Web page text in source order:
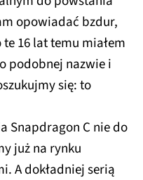
opowiadać bzdur,
16 lat temu miałem
podobnej nazwie i
się: to
Snapdragon C nie do
już na rynku
A dokładniej serią